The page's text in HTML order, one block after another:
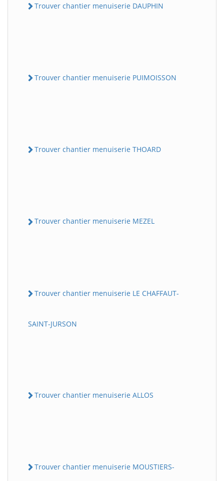
Trouver chantier menuiserie DAUPHIN
Trouver chantier menuiserie PUIMOISSON
Trouver chantier menuiserie THOARD
Trouver chantier menuiserie MEZEL
Trouver chantier menuiserie LE CHAFFAUT-
SAINT-JURSON
Trouver chantier menuiserie ALLOS
Trouver chantier menuiserie MOUSTIERS-